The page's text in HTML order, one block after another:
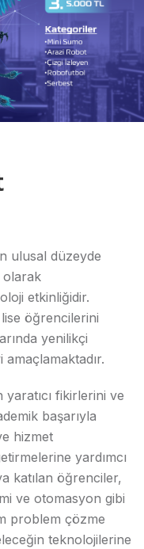
ulusal düzeyde
olarak
etkinliğidir.
öğrencilerini
yenilikçi
fikirlerini ve
başarıyla
hizmet
yardımcı
katılan öğrenciler,
ve otomasyon gibi
problem çözme
teknolojilerine